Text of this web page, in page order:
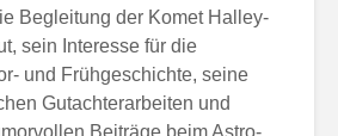
Begleitung der Komet Halley-
sein Interesse für die
und Frühgeschichte, seine
Gutachterarbeiten und
Beiträge beim Astro-